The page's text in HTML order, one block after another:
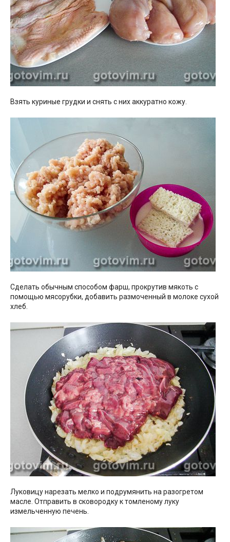
Взять куриные грудки и снять с них аккуратно кожу.
Сделать обычным способом фарш, прокрутив мякоть с
помощью мясорубки, добавить размоченный в молоке сухой
хлеб.
Луковицу нарезать мелко и подрумянить на разогретом
масле. Отправить в сковородку к томленому луку
измельченную печень.